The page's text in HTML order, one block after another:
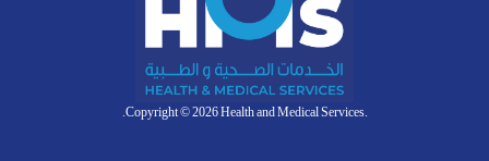
.Copyright © 2026 Health and Medical Services.